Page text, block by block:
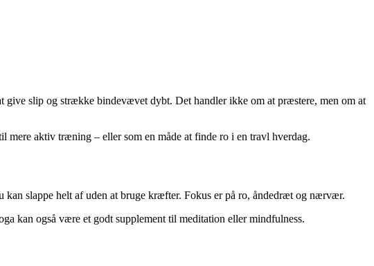
give slip og strække bindevævet dybt. Det handler ikke om at præstere, men om at
mere aktiv træning – eller som en måde at finde ro i en travl hverdag.
kan slappe helt af uden at bruge kræfter. Fokus er på ro, åndedræt og nærvær.
kan også være et godt supplement til meditation eller mindfulness.